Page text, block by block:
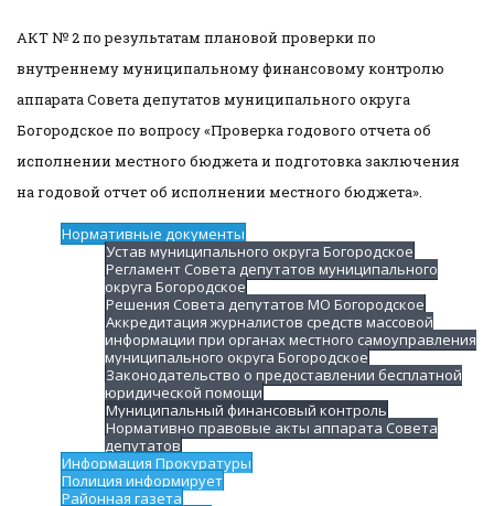
АКТ № 2 по результатам плановой проверки по
внутреннему муниципальному финансовому контролю
аппарата Совета депутатов муниципального округа
Богородское по вопросу «Проверка годового отчета об
исполнении местного бюджета и подготовка заключения
на годовой отчет об исполнении местного бюджета».
Нормативные документы
Устав муниципального округа Богородское
Регламент Совета депутатов муниципального
округа Богородское
Решения Совета депутатов МО Богородское
Аккредитация журналистов средств массовой
информации при органах местного самоуправления
муниципального округа Богородское
Законодательство о предоставлении бесплатной
юридической помощи
Муниципальный финансовый контроль
Нормативно правовые акты аппарата Совета
депутатов
Информация Прокуратуры
Полиция информирует
Районная газета